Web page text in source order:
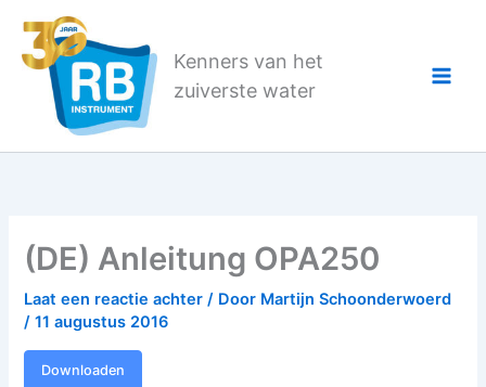
naar
Kenners van het
zuiverste water
(DE) Anleitung OPA250
Laat een reactie achter / Door Martijn Schoonderwoerd
/11 augustus 2016
Downloaden